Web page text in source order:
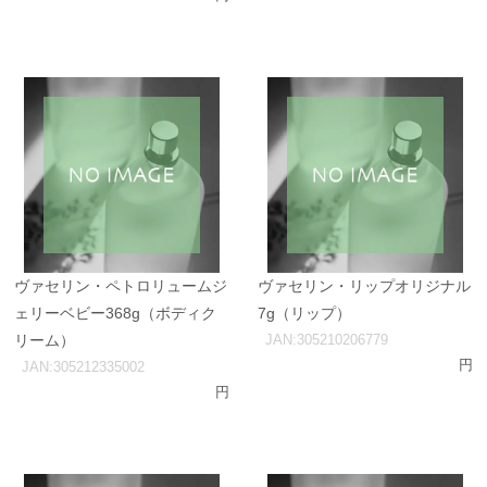
ヴァセリン・ペトロリュームジ
ェリーベビー368g（ボディク
リーム）
JAN:305212335002
円
ヴァセリン・リップオリジナル
7g（リップ）
JAN:305210206779
円